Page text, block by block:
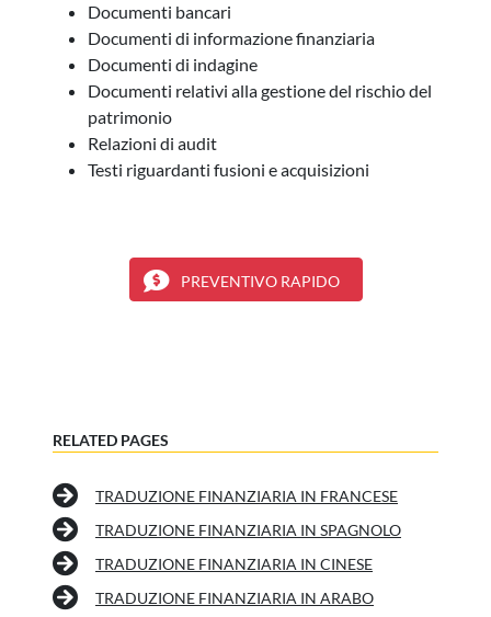
Documenti bancari
Documenti di informazione finanziaria
Documenti di indagine
Documenti relativi alla gestione del rischio del
patrimonio
Relazioni di audit
Testi riguardanti fusioni e acquisizioni
PREVENTIVO RAPIDO
RELATED PAGES
TRADUZIONE FINANZIARIA IN FRANCESE
TRADUZIONE FINANZIARIA IN SPAGNOLO
TRADUZIONE FINANZIARIA IN CINESE
TRADUZIONE FINANZIARIA IN ARABO